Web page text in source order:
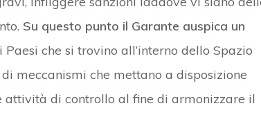
Su questo punto il Garante auspica un
che si trovino all’interno dello Spazio
meccanismi che mettano a disposizione
di controllo al fine di armonizzare il